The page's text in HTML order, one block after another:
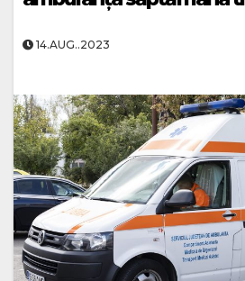
14.AUG..2023